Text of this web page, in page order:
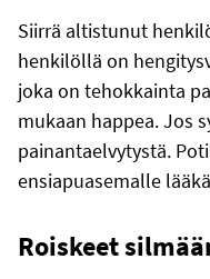
Siirrä altistunut
henkilöllä on
joka on tehokkainta
mukaan happea. Jos
painantaelvytystä.
ensiapuasemalle
Roiskeet